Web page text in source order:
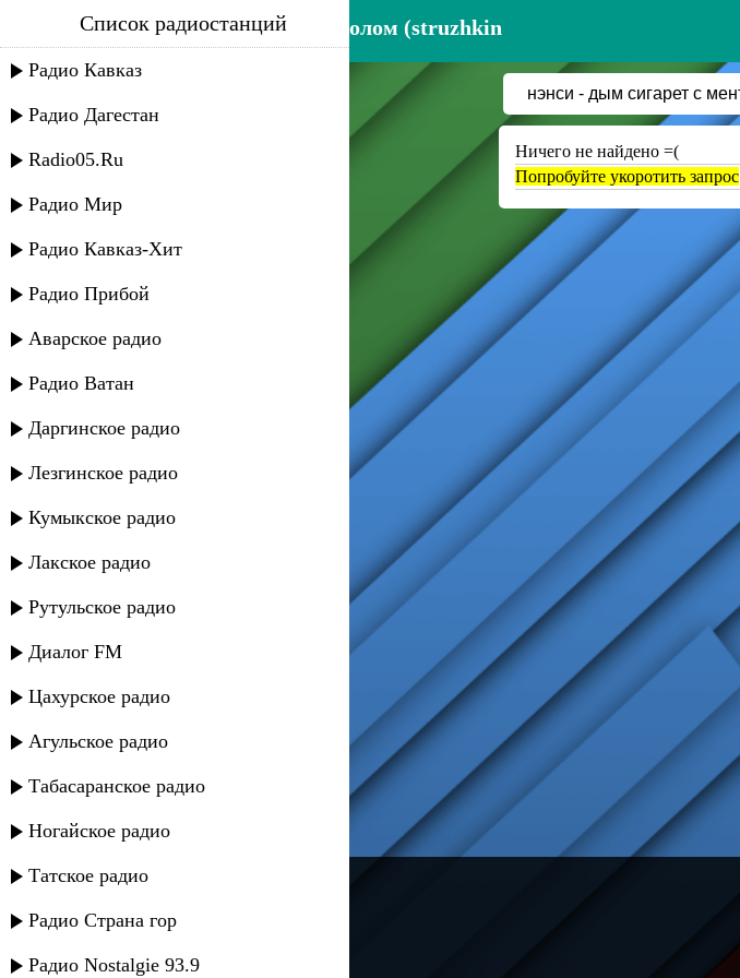
нэнси - дым cигарет c ментолом (struzhkin
Список радиостанций
Радио Кавказ
Радио Дагестан
Radio05.Ru
Радио Мир
Радио Кавказ-Хит
Радио Прибой
Аварское радио
Радио Ватан
Даргинское радио
Лезгинское радио
Кумыкское радио
Лакское радио
Рутульское радио
Диалог FM
Цахурское радио
Агульское радио
Табасаранское радио
Ногайское радио
Татское радио
Радио Страна гор
Радио Nostalgie 93.9
Ничего не найдено =(
Попробуйте укоротить запрос
---
Русское радио